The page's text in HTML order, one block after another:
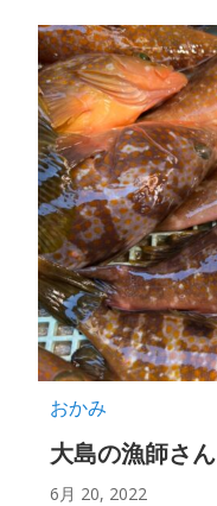
おかみ
大島の漁師さん
6月 20, 2022